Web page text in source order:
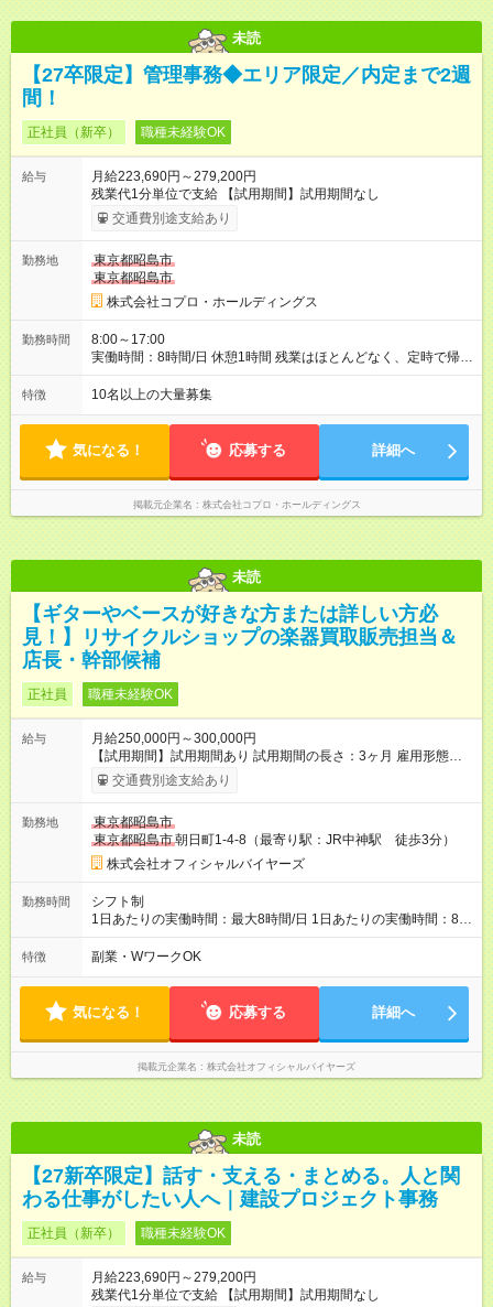
未読
【27卒限定】管理事務◆エリア限定／内定まで2週
間！
正社員（新卒） 職種未経験OK
給与
月給223,690円～279,200円
残業代1分単位で支給 【試用期間】試用期間なし
交通費別途支給あり
勤務地
東京都昭島市
東京都昭島市
株式会社コプロ・ホールディングス
勤務時間
8:00～17:00
実働時間：8時間/日 休憩1時間 残業はほとんどなく、定時で帰れ
る日が多い働き方です。 毎日の業務は進捗管理や事務が中心な
ので、 「今日やるべき仕事」が終われば、自然と区切りをつけ
方を大切にしています。
特徴 10名以上の大量募集
気になる！ 応募する 詳細へ
掲載元企業名 株式会社コプロ・ホールディングス
未読
【ギターやベースが好きな方または詳しい方必
見！】リサイクルショップの楽器買取販売担当＆
店長・幹部候補
正社員 職種未経験OK
給与
月給250,000円～300,000円
【試用期間】試用期間あり 試用期間の長さ：3ヶ月 雇用形態、
給与は本採用時と同じです。
交通費別途支給あり
勤務地
東京都昭島市
東京都昭島市朝日町1-4-8（最寄り駅：JR中神駅 徒歩3分）
株式会社オフィシャルバイヤーズ
勤務時間
シフト制
1日あたりの実働時間：最大8時間/日 1日あたりの実働時間：8時
間 シフト例 ・9時30分～18時30分 ・10時00分～19時00分 1日
あたりの実働時間：8時間
特徴 副業・WワークOK
気になる！ 応募する 詳細へ
掲載元企業名 株式会社オフィシャルバイヤーズ
未読
【27新卒限定】話す・支える・まとめる。人と関
わる仕事がしたい人へ｜建設プロジェクト事務
正社員（新卒） 職種未経験OK
給与
月給223,690円～279,200円
残業代1分単位で支給 【試用期間】試用期間なし